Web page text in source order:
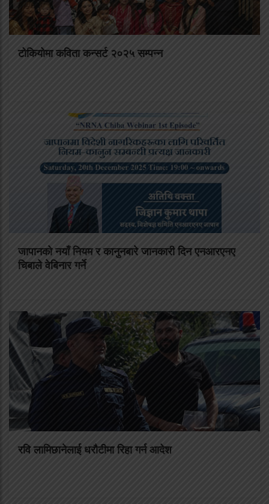
टोकियोमा कविता कन्सर्ट २०२५ सम्पन्न
जापानको नयाँ नियम र कानुनबारे जानकारी दिन एनआरएनए
चिबाले वेबिनार गर्ने
रवि लामिछानेलाई धरौटीमा रिहा गर्न आदेश